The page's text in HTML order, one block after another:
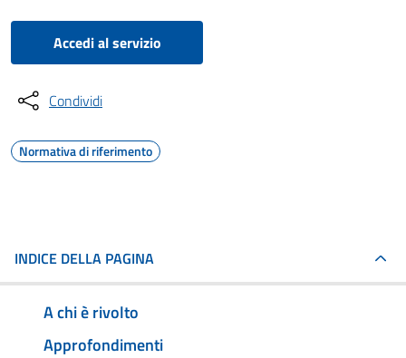
Accedi al servizio
Condividi
Normativa di riferimento
INDICE DELLA PAGINA
A chi è rivolto
Approfondimenti